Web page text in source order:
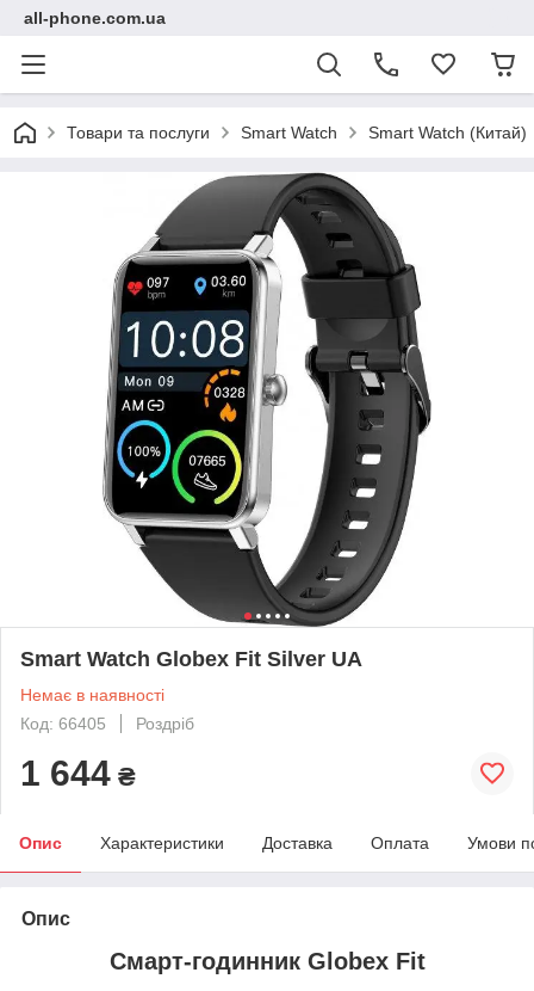
all-phone.com.ua
Товари та послуги Smart Watch Smart Watch (Китай)
Smart Watch Globex Fit Silver UA
Немає в наявності
Код: 66405
Роздріб
1 644 ₴
Опис Характеристики Доставка Оплата Умови
Опис
Смарт-годинник Globex Fit